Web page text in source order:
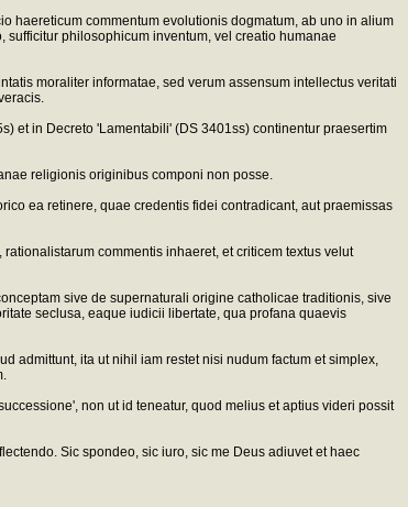
haereticum commentum evolutionis dogmatum, ab uno in alium
philosophicum inventum, vel creatio humanae
moraliter informatae, sed verum assensum intellectus veritati
et in Decreto 'Lamentabili' (DS 3401ss) continentur praesertim
religionis originibus componi non posse.
ea retinere, quae credentis fidei contradicant, aut praemissas
commentis inhaeret, et criticem textus velut
sive de supernaturali origine catholicae traditionis, sive
seclusa, eaque iudicii libertate, qua profana quaevis
admittunt, ita ut nihil iam restet nisi nudum factum et simplex,
non ut id teneatur, quod melius et aptius videri possit
Sic spondeo, sic iuro, sic me Deus adiuvet et haec